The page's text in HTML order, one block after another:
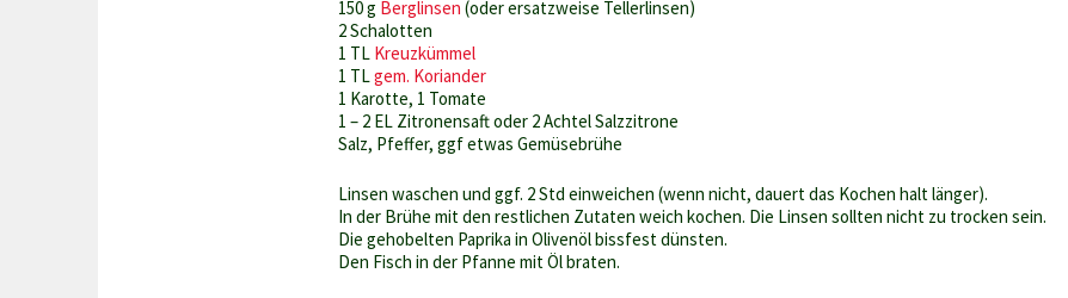
150 g Berglinsen (oder ersatzweise Tellerlinsen)
2 Schalotten
1 TL Kreuzkümmel
1 TLgem. Koriander
1 Karotte, 1 Tomate
1 – 2 EL Zitronensaft oder 2 Achtel Salzzitrone
Salz, Pfeffer, ggf etwas Gemüsebrühe
Linsen waschen und ggf. 2 Std einweichen (wenn nicht, dauert das Kochen halt länger).
In der Brühe mit den restlichen Zutaten weich kochen. Die Linsen sollten nicht zu trocken sein.
Die gehobelten Paprika in Olivenöl bissfest dünsten.
Den Fisch in der Pfanne mit Öl braten.